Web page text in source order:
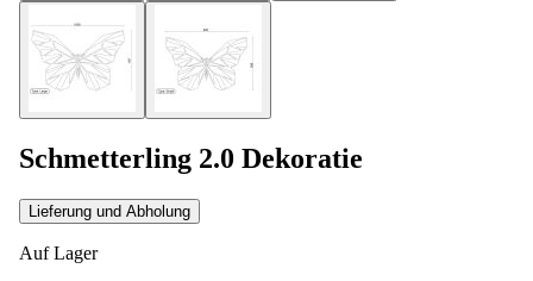
Schmetterling 2.0 Dekoratie
Lieferung und Abholung
Auf Lager